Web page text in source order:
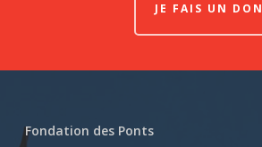
JE FAIS UN DON
Fondation des Ponts